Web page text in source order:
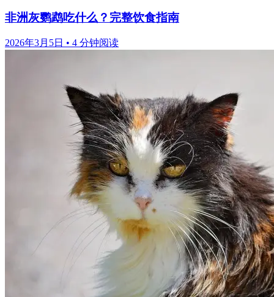
非洲灰鹦鹉吃什么？完整饮食指南
2026年3月5日 • 4 分钟阅读